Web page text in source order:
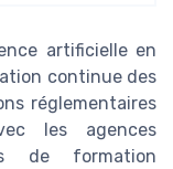
artificielle en
continue des
réglementaires
les agences
de formation